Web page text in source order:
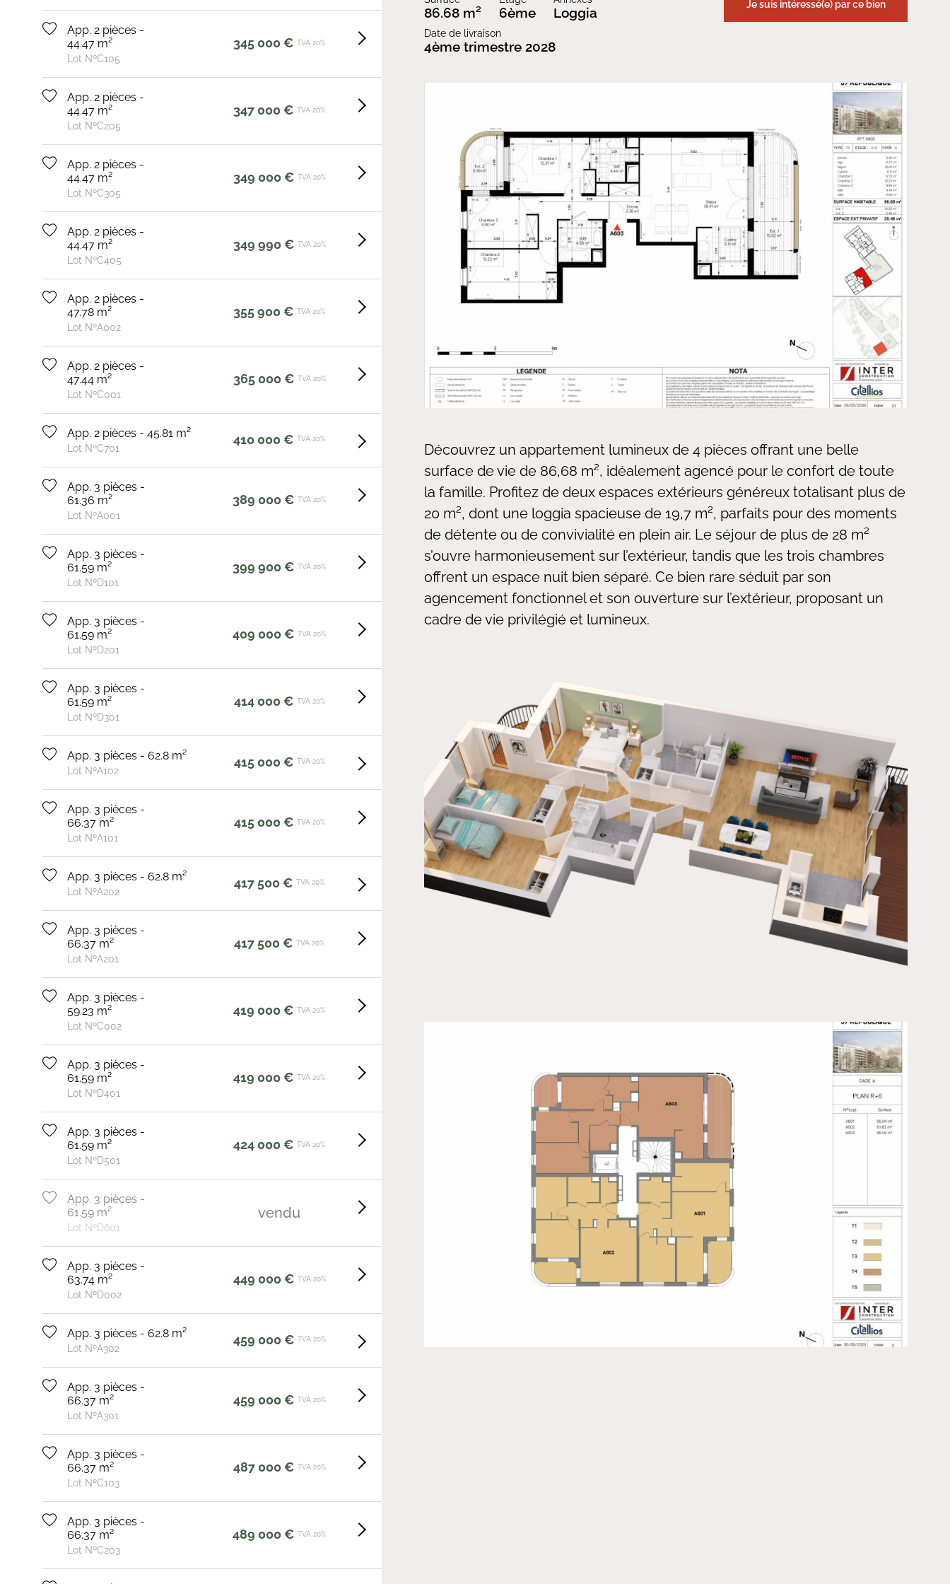
App. 2 pièces -
44.47 m²
Lot NºC105
345 000 € TVA 20%
App. 2 pièces -
44.47 m²
Lot NºC205
347 000 € TVA 20%
App. 2 pièces -
44.47 m²
Lot NºC305
349 000 € TVA 20%
App. 2 pièces -
44.47 m²
Lot NºC405
349 990 € TVA 20%
App. 2 pièces -
47.78 m²
Lot NºA002
355 900 € TVA 20%
App. 2 pièces -
47.44 m²
Lot NºC001
365 000 € TVA 20%
App. 2 pièces - 45.81 m²
Lot NºC701
410 000 € TVA 20%
App. 3 pièces -
61.36 m²
Lot NºA001
389 000 € TVA 20%
App. 3 pièces -
61.59 m²
Lot NºD101
399 900 € TVA 20%
App. 3 pièces -
61.59 m²
Lot NºD201
409 000 € TVA 20%
App. 3 pièces -
61.59 m²
Lot NºD301
414 000 € TVA 20%
App. 3 pièces - 62.8 m²
Lot NºA102
415 000 € TVA 20%
App. 3 pièces -
66.37 m²
Lot NºA101
415 000 € TVA 20%
App. 3 pièces - 62.8 m²
Lot NºA202
417 500 € TVA 20%
App. 3 pièces -
66.37 m²
Lot NºA201
417 500 € TVA 20%
App. 3 pièces -
59.23 m²
Lot NºC002
419 000 € TVA 20%
App. 3 pièces -
61.59 m²
Lot NºD401
419 000 € TVA 20%
App. 3 pièces -
61.59 m²
Lot NºD501
424 000 € TVA 20%
App. 3 pièces -
61.59 m²
Lot NºD601
vendu
App. 3 pièces -
63.74 m²
Lot NºD002
449 000 € TVA 20%
App. 3 pièces - 62.8 m²
Lot NºA302
459 000 € TVA 20%
App. 3 pièces -
66.37 m²
Lot NºA301
459 000 € TVA 20%
App. 3 pièces -
66.37 m²
Lot NºC103
487 000 € TVA 20%
App. 3 pièces -
66.37 m²
Lot NºC203
489 000 € TVA 20%
86.68 m² 6ème Loggia
Date de livraison
4ème trimestre 2028
Je suis intéressé(e) par ce bien
Découvrez un appartement lumineux de 4 pièces offrant une belle
surface de vie de 86,68 m², idéalement agencé pour le confort de toute
la famille. Profitez de deux espaces extérieurs généreux totalisant plus de
20 m², dont une loggia spacieuse de 19,7 m², parfaits pour des moments
de détente ou de convivialité en plein air. Le séjour de plus de 28 m²
s’ouvre harmonieusement sur l’extérieur, tandis que les trois chambres
offrent un espace nuit bien séparé. Ce bien rare séduit par son
agencement fonctionnel et son ouverture sur l’extérieur, proposant un
cadre de vie privilégié et lumineux.